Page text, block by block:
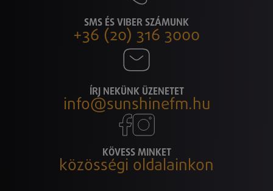
SMS ÉS VIBER SZÁMUNK
+36 (20) 316 3000
ÍRJ NEKÜNK ÜZENETET
info@sunshinefm.hu
KÖVESS MINKET
közösségi oldalainkon